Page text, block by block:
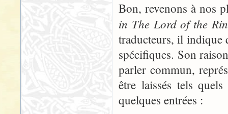
Bon, revenons à nos
in The Lord of the
traducteurs, il indique
spécifiques. Son
parler commun,
être laissés tels
quelques entrées :